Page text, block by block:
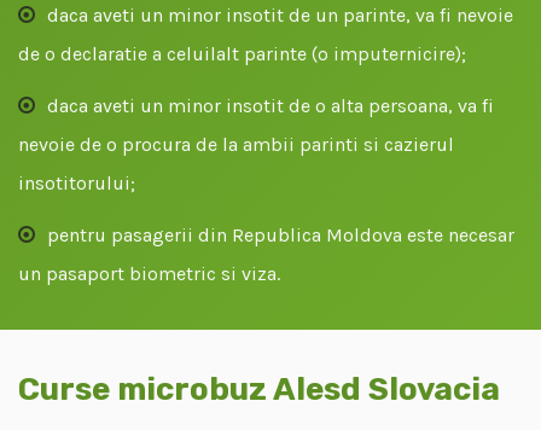
daca aveti un minor insotit de un parinte, va fi nevoie
de o declaratie a celuilalt parinte (o imputernicire);
daca aveti un minor insotit de o alta persoana, va fi
nevoie de o procura de la ambii parinti si cazierul
insotitorului;
pentru pasagerii din Republica Moldova este necesar
un pasaport biometric si viza.
Curse microbuz Alesd Slovacia